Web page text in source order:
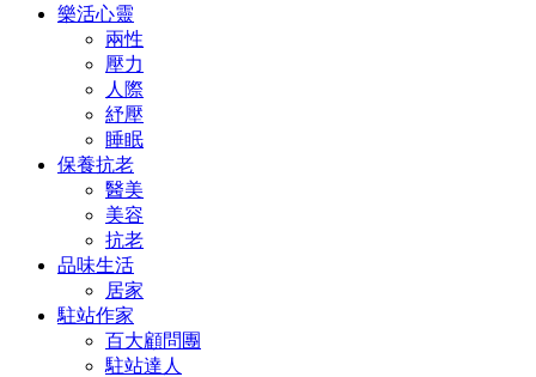
樂活心靈
兩性
壓力
人際
紓壓
睡眠
保養抗老
醫美
美容
抗老
品味生活
居家
駐站作家
百大顧問團
駐站達人